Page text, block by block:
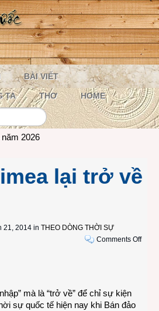
BÀI VIẾT
TA THƠ HOME
2026
lại trở về
21, 2014 in THEO DÒNG THỜI SỰ
Comments Offon
mà là “trở về” để chỉ sự kiện
sự quốc tế hiện nay khi Bán đảo